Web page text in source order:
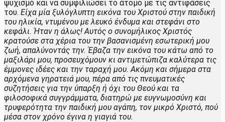
ψυχισμό και να συμφιλιώσει το άτομο με τις αντιφάσεις
του. Είχα μία ξυλόγλυπτη εικόνα του Χριστού στην παιδική
του ηλικία, ντυμένου με λευκό ένδυμα και στεφάνι στο
κεφάλι. Ήταν η άλως! Αυτός ο συνομήλικος Χριστός
κρατούσε στα χέρια του την βασανισμένη εσωτερική μου
ζωή, απαλύνοντάς την. Έβαζα την εικόνα του κάτω από το
μαξιλάρι μου, προσευχόμουν κι αντιμετώπιζα καλύτερα τις
έμμονες ιδέες και την ταραχή μου. Ακόμη και σήμερα στα
αρχόμενα γηρατειά μου, πέρα από τις πνευματικές
συζητήσεις για την ύπαρξη ή όχι του Θεού και τα
φιλοσοφικά συγγράμματα, διατηρώ με ευγνωμοσύνη και
τρυφερότητα την παιδική μου αγάπη, τον μικρό Χριστό, πού
μέσα στον χρόνο έγινα η γιαγιά του.